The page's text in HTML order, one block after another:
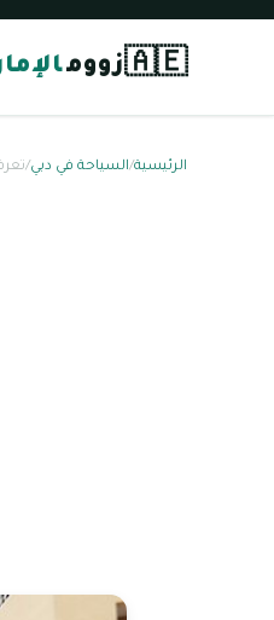
🇦🇪زووم
الرئيسية/السياحة في دبي/